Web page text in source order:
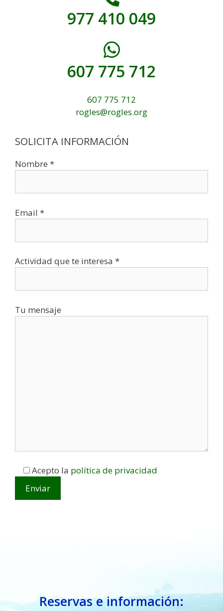
977 410 049
607 775 712
607 775 712
rogles@rogles.org
SOLICITA INFORMACIÓN
Nombre *
Email *
Actividad que te interesa *
Tu mensaje
Acepto la política de privacidad
Reservas e información: